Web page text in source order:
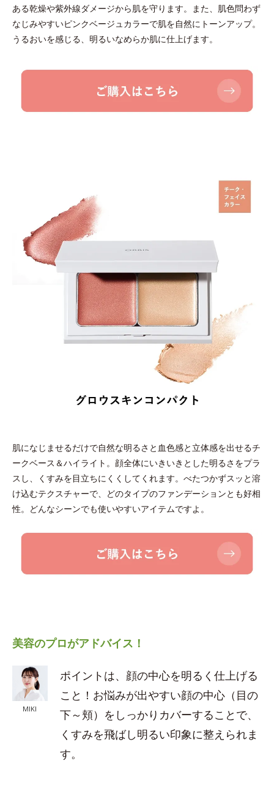
ある乾燥や紫外線ダメージから肌を守ります。また、肌色問わず
なじみやすいピンクベージュカラーで肌を自然にトーンアップ。
うるおいを感じる、明るいなめらか肌に仕上げます。
肌になじませるだけで自然な明るさと血色感と立体感を出せるチ
ークベース＆ハイライト。顔全体にいきいきとした明るさをプラ
スし、くすみを目立ちにくくしてくれます。べたつかずスッと溶
け込むテクスチャーで、どのタイプのファンデーションとも好相
性。どんなシーンでも使いやすいアイテムですよ。
美容のプロがアドバイス！
MIKI
ポイントは、顔の中心を明るく仕上げる
こと！お悩みが出やすい顔の中心（目の
下～頬）をしっかりカバーすることで、
くすみを飛ばし明るい印象に整えられま
す。